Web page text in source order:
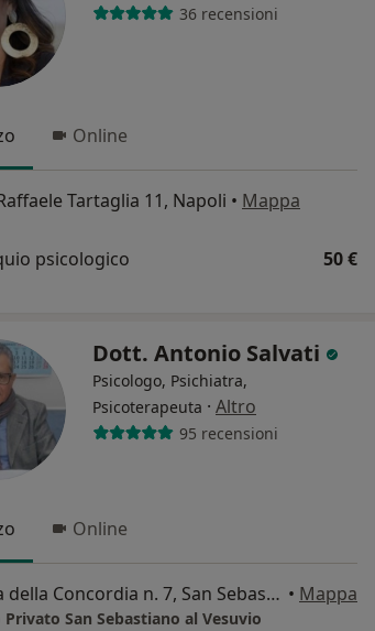
36 recensioni
Online
Tartaglia 11, Napoli • Mappa
psicologico 50 €
Dott. Antonio Salvati
Psicologo, Psichiatra,
Psicoterapeuta · Altro
95 recensioni
Online
Piazza della Concordia n. 7, San Sebastiano al Vesuvio • Mappa
San Sebastiano al Vesuvio